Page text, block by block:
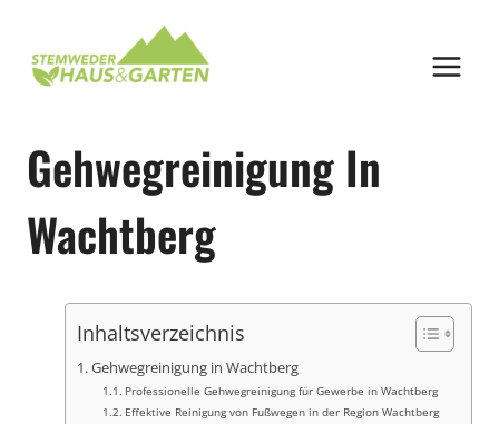
springen
Gehwegreinigung In
Wachtberg
Inhaltsverzeichnis
Gehwegreinigung in Wachtberg
Professionelle Gehwegreinigung für Gewerbe in Wachtberg
Effektive Reinigung von Fußwegen in der Region Wachtberg